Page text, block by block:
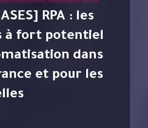
à fort potentiel
dans
et pour les